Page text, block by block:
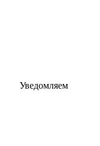
Уведомляем